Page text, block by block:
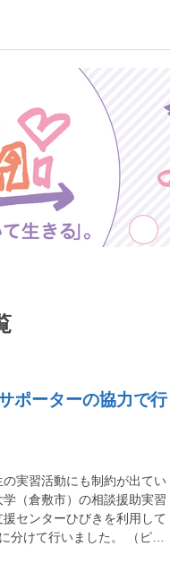
ポーターの協力で行
実習活動にも制約が出てい
（倉敷市）の相談援助実習
センターひびきを利用して
分けて行いました。 （ピ…